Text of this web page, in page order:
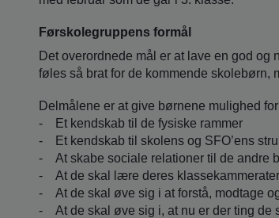
Førskolegruppens formål
Det overordnede mål er at lave en god
føles så brat for de kommende skolebørn,
Delmålene er at give børnene mulighed
- Et kendskab til de fysiske rammer
- Et kendskab til skolens og SFO’ens
- At skabe sociale relationer til de andre
- At de skal lære deres
- At de skal øve sig i at forstå, modtage
- At de skal øve sig i, at nu er der ting de